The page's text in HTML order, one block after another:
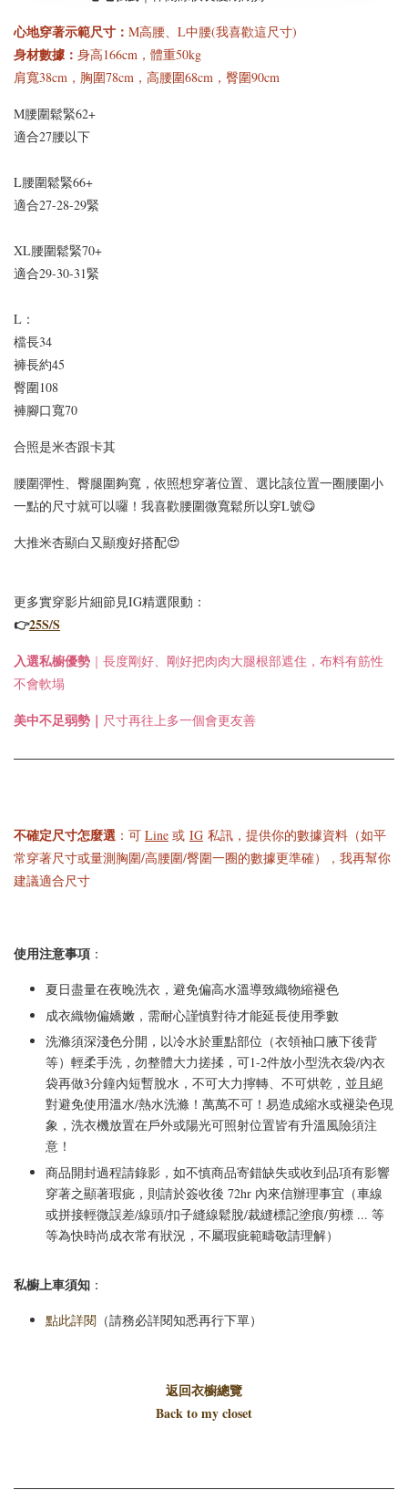
心地穿著示範尺寸 ： M高腰、 L中腰(我喜歡這尺寸)
身材數據： 身高166cm，體重50kg
肩寬38cm ， 胸圍78cm，高腰圍68cm，臀圍90cm
M腰圍鬆緊62+
適合27腰以下
L腰圍鬆緊66+
適合27-28-29緊
XL腰圍鬆緊70+
適合29-30-31緊
L：
檔長34
褲長約45
臀圍108
褲腳口寬70
合照是米杏跟卡其
腰圍彈性、臀腿圍夠寬，依照想穿著位置、選比該位置一圈腰圍小
一點的尺寸就可以囉！我喜歡腰圍微寬鬆所以穿L號😋
大推米杏顯白又顯瘦好搭配😍
更多實穿影片細節見IG精選限動：
👉25S/S
入選私櫥優勢 ｜長度剛好、剛好把肉肉大腿根部遮住，布料有筋性
不會軟塌
美中不足弱勢｜ 尺寸再往上多一個會更友善
不確定尺寸怎麼選 ：可 Line 或 IG 私訊，提供你的數據資料（如平
常穿著尺寸或量測胸圍/高腰圍/臀圍一圈的數據更準確），我再幫你
建議適合尺寸
使用注意事項 ：
夏日盡量在夜晚洗衣，避免偏高水溫導致織物縮褪色
成衣織物偏嬌嫩，需耐心謹慎對待才能延長使用季數
洗滌須深淺色分開，以冷水於重點部位（衣領袖口腋下後背
等）輕柔手洗，勿整體大力搓揉，可1-2件放小型洗衣袋/內衣
袋再做3分鐘內短暫脫水，不可大力擰轉、不可烘乾，並且絕
對避免使用溫水/熱水洗滌！萬萬不可！易造成縮水或褪染色現
象，洗衣機放置在戶外或陽光可照射位置皆有升溫風險須注
意！
商品開封過程請錄影，如不慎商品寄錯缺失或收到品項有影響
穿著之顯著瑕疵，則請於簽收後 72hr 內來信辦理事宜（車線
或拼接輕微誤差/線頭/扣子縫線鬆脫/裁縫標記塗痕/剪標 ... 等
等為快時尚成衣常有狀況，不屬瑕疵範疇敬請理解）
私櫥上車須知 ：
點此詳閱 （請務必詳閱知悉再行下單）
返回衣櫥總覽
Back to my closet